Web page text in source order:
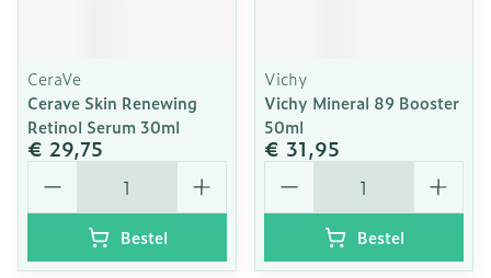
CeraVe
Cerave Skin Renewing
Retinol Serum 30ml
€ 29,75
Aantal
Bestel
Vichy
Vichy Mineral 89 Booster
50ml
€ 31,95
Aantal
Bestel